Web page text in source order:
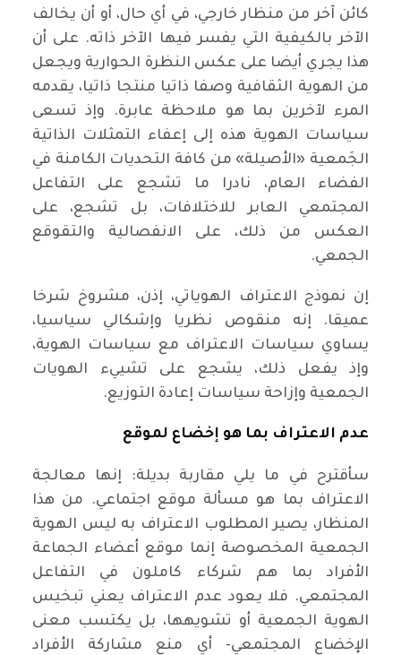
كائن آخر من منظار خارجي، في أي حال، أو أن يخالف
الآخر بالكيفية التي يفسر فيها الآخر ذاته. على أن
هذا يجري أيضا على عكس النظرة الحوارية ويجعل
من الهوية الثقافية وصفا ذاتيا منتجا ذاتيا، يقدمه
المرء لآخرين بما هو ملاحظة عابرة. وإذ تسعى
سياسات الهوية هذه إلى إعفاء التمثلات الذاتية
الجَمعية «الأصيلة» من كافة التحديات الكامنة في
الفضاء العام، نادرا ما تشجع على التفاعل
المجتمعي العابر للاختلافات، بل تشجع، على
العكس من ذلك، على الانفصالية والتقوقع
الجمعي.
إن نموذج الاعتراف الهوياتي، إذن، مشروخ شرخا
عميقا. إنه منقوص نظريا وإشكالي سياسيا،
يساوي سياسات الاعتراف مع سياسات الهوية،
وإذ يفعل ذلك، يشجع على تشييء الهويات
الجمعية وإزاحة سياسات إعادة التوزيع.
عدم الاعتراف بما هو إخضاع لموقع
سأقترح في ما يلي مقاربة بديلة: إنها معالجة
الاعتراف بما هو مسألة موقع اجتماعي. من هذا
المنظار، يصير المطلوب الاعتراف به ليس الهوية
الجمعية المخصوصة إنما موقع أعضاء الجماعة
الأفراد بما هم شركاء كاملون في التفاعل
المجتمعي. فلا يعود عدم الاعتراف يعني تبخيس
الهوية الجمعية أو تشويهها، بل يكتسب معنى
الإخضاع المجتمعي- أي منع مشاركة الأفراد